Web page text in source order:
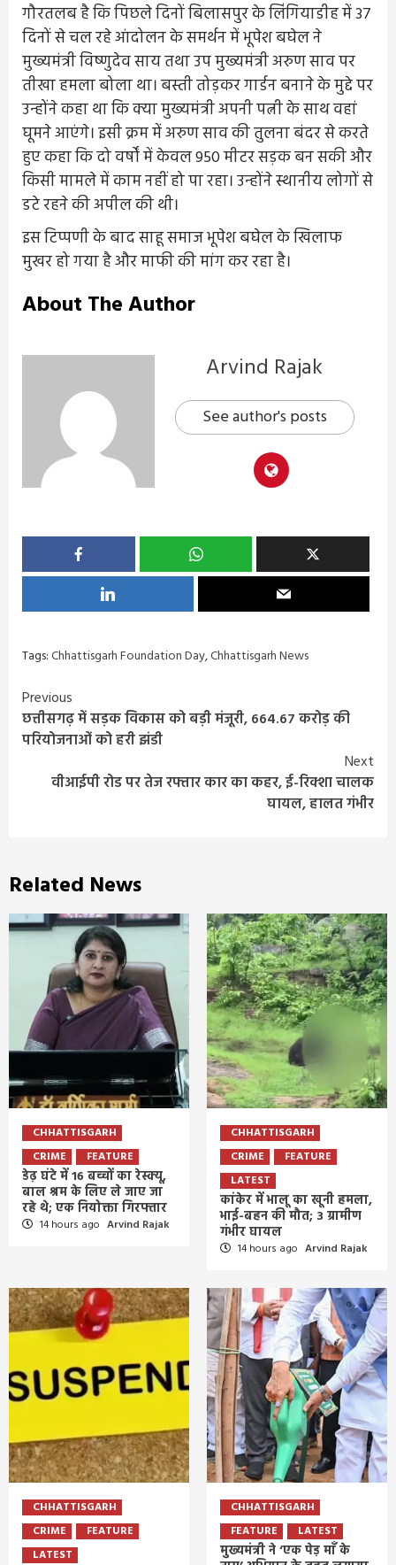
गौरतलब है कि पिछले दिनों बिलासपुर के लिंगियाडीह में 37
दिनों से चल रहे आंदोलन के समर्थन में भूपेश बघेल ने
मुख्यमंत्री विष्णुदेव साय तथा उप मुख्यमंत्री अरुण साव पर
तीखा हमला बोला था। बस्ती तोड़कर गार्डन बनाने के मुद्दे पर
उन्होंने कहा था कि क्या मुख्यमंत्री अपनी पत्नी के साथ वहां
घूमने आएंगे। इसी क्रम में अरुण साव की तुलना बंदर से करते
हुए कहा कि दो वर्षों में केवल 950 मीटर सड़क बन सकी और
किसी मामले में काम नहीं हो पा रहा। उन्होंने स्थानीय लोगों से
डटे रहने की अपील की थी।
इस टिप्पणी के बाद साहू समाज भूपेश बघेल के खिलाफ
मुखर हो गया है और माफी की मांग कर रहा है।
About The Author
Arvind Rajak
See author's posts
Tags:Chhattisgarh Foundation Day,Chhattisgarh News
Continue
Reading
Previous
छत्तीसगढ़ में सड़क विकास को बड़ी मंजूरी, 664.67 करोड़ की
परियोजनाओं को हरी झंडी
Next
वीआईपी रोड पर तेज रफ्तार कार का कहर, ई-रिक्शा चालक
घायल, हालत गंभीर
Related News
CHHATTISGARH
CRIME
FEATURE
डेढ़ घंटे में 16 बच्चों का रेस्क्यू,
बाल श्रम के लिए ले जाए जा
रहे थे; एक नियोक्ता गिरफ्तार
14 hours ago Arvind Rajak
CHHATTISGARH
CRIME
FEATURE
LATEST
कांकेर में भालू का खूनी हमला,
भाई-बहन की मौत; 3 ग्रामीण
गंभीर घायल
14 hours ago Arvind Rajak
CHHATTISGARH
CRIME
FEATURE
LATEST
CHHATTISGARH
FEATURE
LATEST
मुख्यमंत्री ने ‘एक पेड़ माँ के